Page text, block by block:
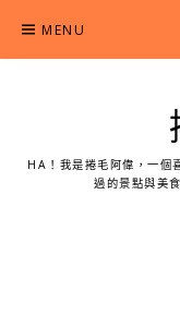
content
MENU
HA！我是捲毛阿偉，一個
過的景點與美